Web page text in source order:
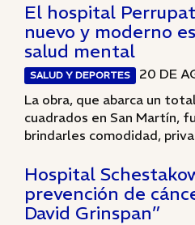
El hospital
nuevo y moderno
salud mental
SALUD Y DEPORTES
20 DE
La obra, que abarca un
cuadrados en San Martín,
brindarles comodidad,
Hospital
prevención de
David Grinspan”